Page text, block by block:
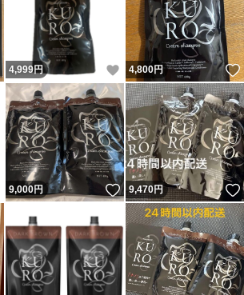
いいね！
4,999円 いいね！
4,800円
いいね！
9,000円 いいね！
9,470円